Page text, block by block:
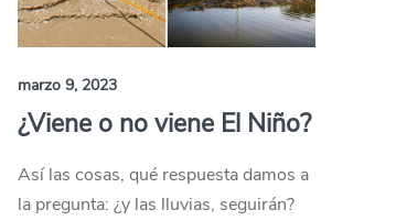
marzo 9, 2023
¿Viene o no viene El Niño?
Así las cosas, qué respuesta damos a
la pregunta: ¿y las lluvias, seguirán?